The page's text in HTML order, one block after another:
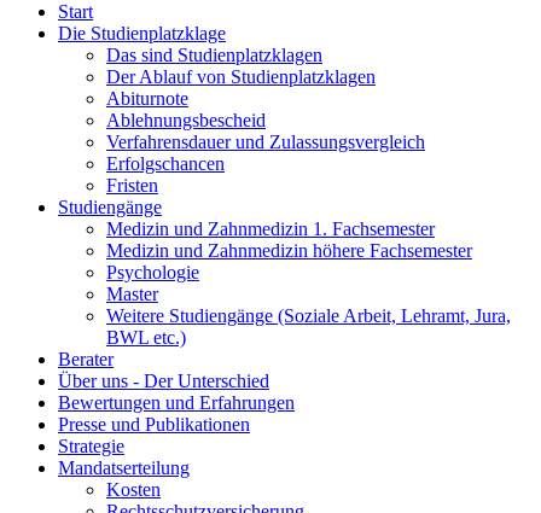
Start
Die Studienplatzklage
Das sind Studienplatzklagen
Der Ablauf von Studienplatzklagen
Abiturnote
Ablehnungsbescheid
Verfahrensdauer und Zulassungsvergleich
Erfolgschancen
Fristen
Studiengänge
Medizin und Zahnmedizin 1. Fachsemester
Medizin und Zahnmedizin höhere Fachsemester
Psychologie
Master
Weitere Studiengänge (Soziale Arbeit, Lehramt, Jura,
BWL etc.)
Berater
Über uns - Der Unterschied
Bewertungen und Erfahrungen
Presse und Publikationen
Strategie
Mandatserteilung
Kosten